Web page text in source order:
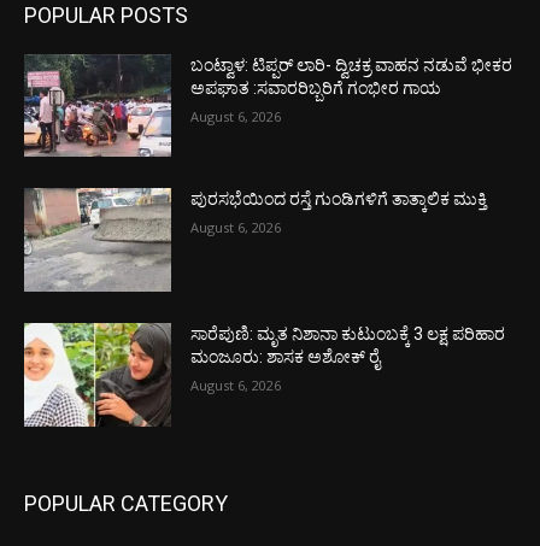
POPULAR POSTS
ಬಂಟ್ವಾಳ: ಟಿಪ್ಪರ್ ಲಾರಿ- ದ್ವಿಚಕ್ರ ವಾಹನ ನಡುವೆ ಭೀಕರ
ಅಪಘಾತ :ಸವಾರರಿಬ್ಬರಿಗೆ ಗಂಭೀರ ಗಾಯ
August 6, 2026
ಪುರಸಭೆಯಿಂದ ರಸ್ತೆ ಗುಂಡಿಗಳಿಗೆ ತಾತ್ಕಾಲಿಕ ಮುಕ್ತಿ
August 6, 2026
ಸಾರೆಪುಣಿ: ಮೃತ ನಿಶಾನಾ ಕುಟುಂಬಕ್ಕೆ 3 ಲಕ್ಷ ಪರಿಹಾರ
ಮಂಜೂರು: ಶಾಸಕ ಅಶೋಕ್ ರೈ
August 6, 2026
POPULAR CATEGORY